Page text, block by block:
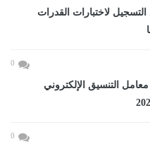
2026.. رابط التسجيل لاختبارات القدرات
0
التنسيق الإلكتروني
0